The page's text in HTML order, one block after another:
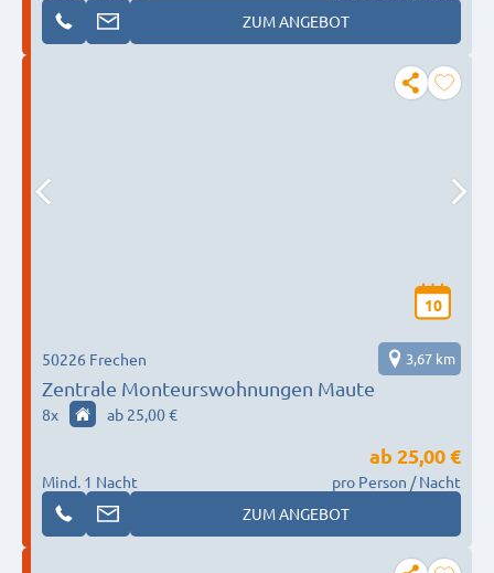
ZUM ANGEBOT
10
Zentrale Monteurswohnungen Maute
50226 Frechen 3,67 km
8x ab 25,00 €
Mind. 1 Nacht
ab 25,00 €
pro Person / Nacht
ZUM ANGEBOT